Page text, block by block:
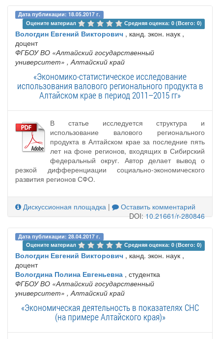
Дата публикации: 18.05.2017 г.
Оцените материал
Средняя оценка: 0 (Всего: 0)
Вологдин Евгений Викторович , канд. экон. наук ,
доцент
ФГБОУ ВО «Алтайский государственный
университет» , Алтайский край
«Экономико-статистическое исследование
использования валового регионального продукта в
Алтайском крае в период 2011–2015 гг»
В статье исследуется структура и
использование валового регионального
продукта в Алтайском крае за последние пять
лет на фоне регионов, входящих в Сибирский
федеральный округ. Автор делает вывод о
резкой дифференциации социально-экономического
развития регионов СФО.
Дискуссионная площадка |
Оставить комментарий
DOI:10.21661/r-280846
Дата публикации: 28.04.2017 г.
Оцените материал
Средняя оценка: 0 (Всего: 0)
Вологдин Евгений Викторович , канд. экон. наук ,
доцент
Вологдина Полина Евгеньевна , студентка
ФГБОУ ВО «Алтайский государственный
университет» , Алтайский край
«Экономическая деятельность в показателях СНС
(на примере Алтайского края)»